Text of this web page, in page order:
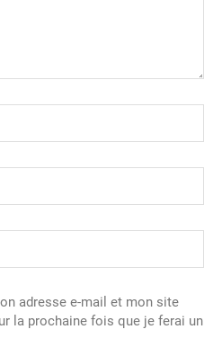
adresse e-mail et mon site
la prochaine fois que je ferai un